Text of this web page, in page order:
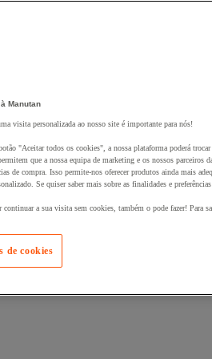
seu cesto :
Manutan
visita personalizada ao nosso site é importante para nós!
"Aceitar todos os cookies", a nossa plataforma poderá
que a nossa equipa de marketing e os nossos parceiros
de compra. Isso permite-nos oferecer produtos ainda mais
Se quiser saber mais sobre as finalidades e
continuar a sua visita sem cookies, também o pode fazer! Para
de cookies